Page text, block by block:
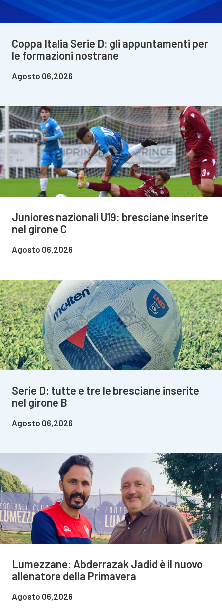
Coppa Italia Serie D: gli appuntamenti per
le formazioni nostrane
Agosto 06,2026
Juniores nazionali U19: bresciane inserite
nel girone C
Agosto 06,2026
Serie D: tutte e tre le bresciane inserite
nel girone B
Agosto 06,2026
Lumezzane: Abderrazak Jadid è il nuovo
allenatore della Primavera
Agosto 06,2026